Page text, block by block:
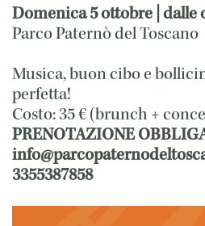
Domenica 5 ottobre | dalle
Parco Paternò del Toscano
Musica, buon cibo e
perfetta!
Costo: 35 € (brunch +
PRENOTAZIONE
3355387858